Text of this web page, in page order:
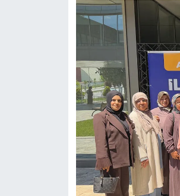
Osmancık Haberleri
Resmi İlan
Resmi Reklam